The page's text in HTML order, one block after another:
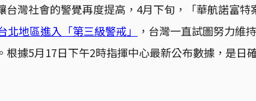
台灣社會的警覺再度提高，4月下旬，「華航諾富特
北地區進入「第三級警戒」
，台灣一直試圖努力維
根據5月17日下午2時指揮中心最新公布數據，是日